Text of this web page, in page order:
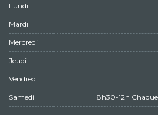
Lundi
Mardi
Mercredi
Jeudi
Vendredi
Samedi 8h30-12h